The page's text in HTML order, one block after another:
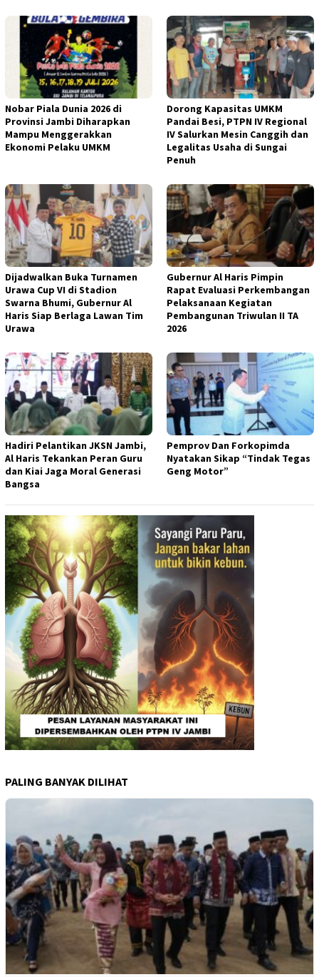
Nobar Piala Dunia 2026 di
Provinsi Jambi Diharapkan
Mampu Menggerakkan
Ekonomi Pelaku UMKM
Dorong Kapasitas UMKM
Pandai Besi, PTPN IV Regional
IV Salurkan Mesin Canggih dan
Legalitas Usaha di Sungai
Penuh
Dijadwalkan Buka Turnamen
Urawa Cup VI di Stadion
Swarna Bhumi, Gubernur Al
Haris Siap Berlaga Lawan Tim
Urawa
Gubernur Al Haris Pimpin
Rapat Evaluasi Perkembangan
Pelaksanaan Kegiatan
Pembangunan Triwulan II TA
2026
Hadiri Pelantikan JKSN Jambi,
Al Haris Tekankan Peran Guru
dan Kiai Jaga Moral Generasi
Bangsa
Pemprov Dan Forkopimda
Nyatakan Sikap “Tindak Tegas
Geng Motor”
PALING BANYAK DILIHAT